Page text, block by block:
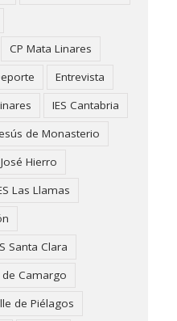
CP Mata Linares
Entrevista
IES Cantabria
de Monasterio
José Hierro
Las Llamas
Santa Clara
de Camargo
de Piélagos